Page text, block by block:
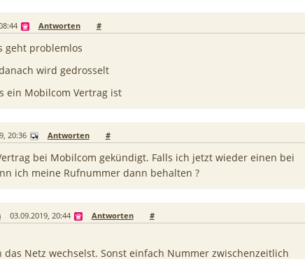
Antworten #
geht problemlos
wird gedrosselt
ein Mobilcom Vertrag ist
20:36 Antworten #
bei Mobilcom gekündigt. Falls ich jetzt wieder einen bei
ich meine Rufnummer dann behalten ?
03.09.2019, 20:44 Antworten #
Netz wechselst. Sonst einfach Nummer zwischenzeitlich